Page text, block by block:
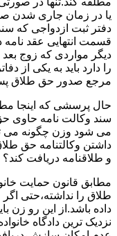
یا در زمان جاری شدن
دفتر ثبت ازدواجی که
قسمت انتهایی عقد
دیگر مواردی که زوج
را دارد باید به یکی از
مرجع صدور حق طلاق پس
حال پرسشی که اینجا
سند وکالت نامه حاوی
می شود وزن چگونه می
داشتن وکالتنامه حق
و طلاقنامه دریافت کند؟
مطابق قانون حمایت
طلاق را نداشته،حتی اگر
داده باشد.از این رو زن
نزدیک ترین دادگاه